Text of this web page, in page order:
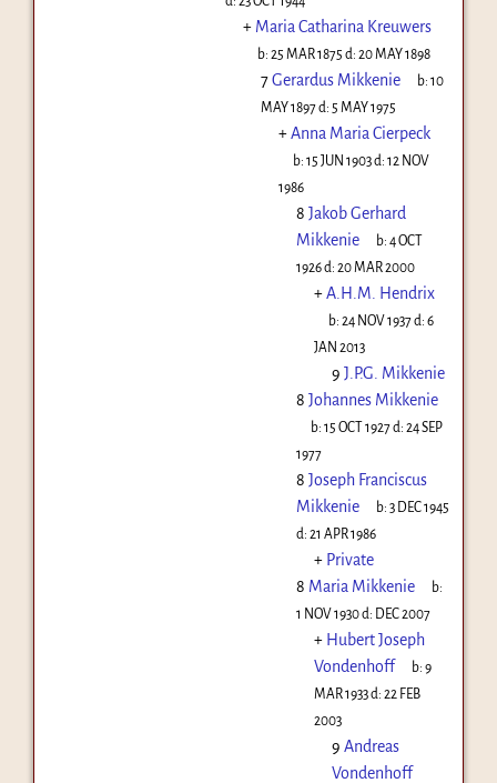
+ Maria Catharina Kreuwers
b:25 MAR 1875 d:20 MAY 1898
7Gerardus Mikkenie b:10
MAY 1897d: 5 MAY 1975
+Anna Maria Cierpeck
b:15 JUN 1903d:12 NOV
1986
8 Jakob Gerhard
Mikkenie
b:4 OCT
1926d: 20 MAR 2000
+A.H.M. Hendrix
b:24 NOV 1937d:6
JAN 2013
9 J.P.G. Mikkenie
8 Johannes Mikkenie
b:15 OCT 1927d:24 SEP
1977
8 Joseph Franciscus
Mikkenie
b:3 DEC 1945
d: 21 APR 1986
+ Private
8 Maria Mikkenie
b:
1 NOV 1930d: DEC 2007
+ Hubert Joseph
Vondenhoff
b:9
MAR 1933d: 22 FEB
2003
9 Andreas
Vondenhoff